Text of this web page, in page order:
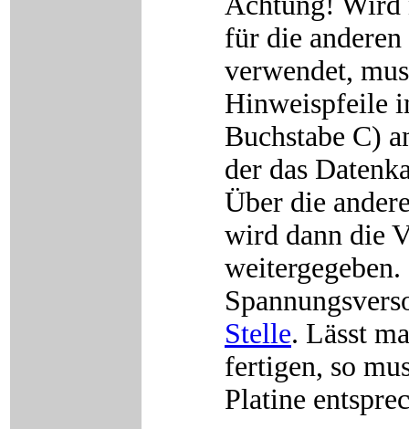
für die
verwendet,
Hinweispfeile
Buchstabe C)
der das
Über die
wird dann die
Stelle. Lässt
fertigen, so
Platine